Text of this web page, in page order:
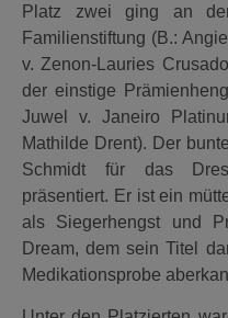
Platz zwei ging an
Familienstiftung (B.:
v. Zenon-Lauries
der einstige
Juwel v. Janeiro
Mathilde Drent). Der
Schmidt für das
präsentiert. Er ist ein
als Siegerhengst und
Dream, dem sein Titel
Medikationsprobe